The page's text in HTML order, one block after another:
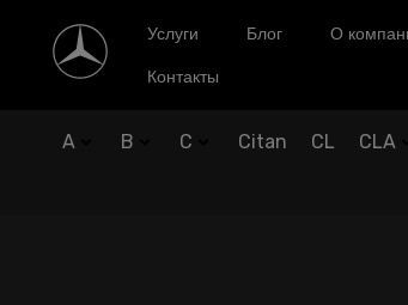
Услуги Блог О
Контакты
A B C Citan CL CLA